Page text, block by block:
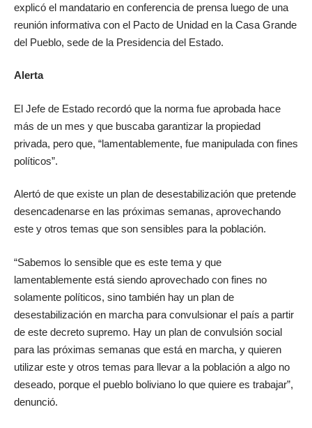
explicó el mandatario en conferencia de prensa luego de una
reunión informativa con el Pacto de Unidad en la Casa Grande
del Pueblo, sede de la Presidencia del Estado.
Alerta
El Jefe de Estado recordó que la norma fue aprobada hace
más de un mes y que buscaba garantizar la propiedad
privada, pero que, “lamentablemente, fue manipulada con fines
políticos”.
Alertó de que existe un plan de desestabilización que pretende
desencadenarse en las próximas semanas, aprovechando
este y otros temas que son sensibles para la población.
“Sabemos lo sensible que es este tema y que
lamentablemente está siendo aprovechado con fines no
solamente políticos, sino también hay un plan de
desestabilización en marcha para convulsionar el país a partir
de este decreto supremo. Hay un plan de convulsión social
para las próximas semanas que está en marcha, y quieren
utilizar este y otros temas para llevar a la población a algo no
deseado, porque el pueblo boliviano lo que quiere es trabajar”,
denunció.